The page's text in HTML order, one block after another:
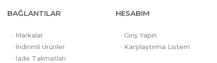
BAĞLANTILAR
· Markalar
· İndirimli Ürünler
· İade Talimatları
HESABIM
· Giriş Yapın
· Karşılaştırma Listem